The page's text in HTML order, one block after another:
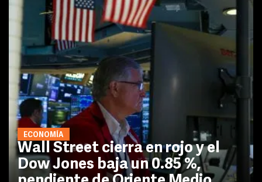
ECONOMÍA
Wall Street cierra en rojo y el
Dow Jones baja un 0.85 %,